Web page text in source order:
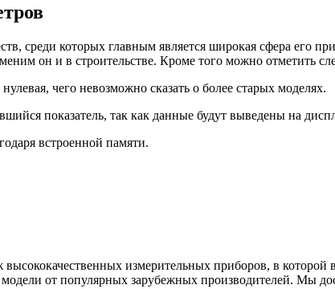
среди которых главным является широкая сфера его
он и в строительстве. Кроме того можно отметить
чего невозможно сказать о более старых моделях.
показатель, так как данные будут выведены на
встроенной памяти.
измерительных приборов, в
от популярных зарубежных производителей. Мы